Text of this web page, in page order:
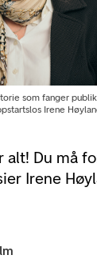
alt! Du må
Irene
som fanger
Irene